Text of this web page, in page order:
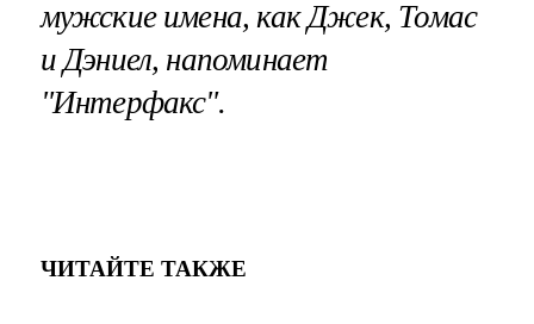
мужские имена, как Джек, Томас
и Дэниел, напоминает
"Интерфакс".
ЧИТАЙТЕ ТАКЖЕ